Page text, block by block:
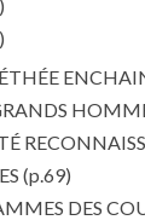
(p.69)
DES